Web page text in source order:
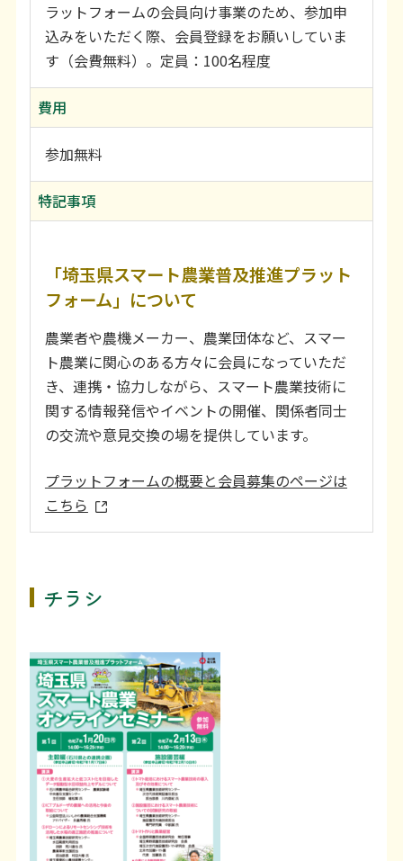
ラットフォームの会員向け事業のため、参加申
込みをいただく際、会員登録をお願いしていま
す（会費無料）。定員：100名程度
費用
参加無料
特記事項
「埼玉県スマート農業普及推進プラット
フォーム」について
農業者や農機メーカー、農業団体など、スマー
ト農業に関心のある方々に会員になっていただ
き、連携・協力しながら、スマート農業技術に
関する情報発信やイベントの開催、関係者同士
の交流や意見交換の場を提供しています。
プラットフォームの概要と会員募集のページは
こちら
チラシ